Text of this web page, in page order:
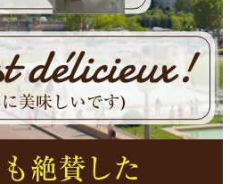
délicieux!
美味しいです)
絶賛した